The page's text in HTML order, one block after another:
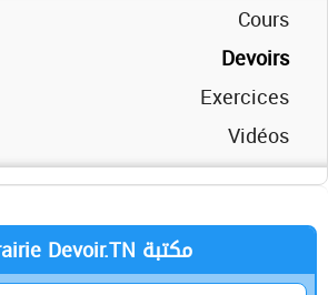
Cours
Devoirs
Exercices
Vidéos
Librairie Devoir.TN مكتبة